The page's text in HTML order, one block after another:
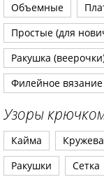
Объемные
Простые (для
Ракушка
Филейное вязание
Узоры
Кайма
Кружева
Ракушки
Сетка